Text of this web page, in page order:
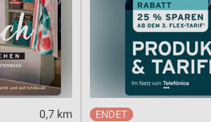
0,7 km
oder Kombinationen von Daten